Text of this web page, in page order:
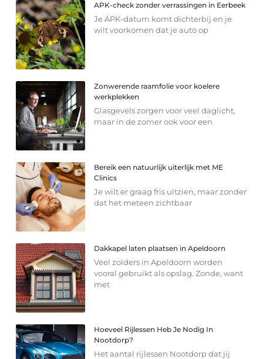
APK-check zonder verrassingen in Eerbeek
Je APK-datum komt dichterbij en je
wilt voorkomen dat je auto op
Zonwerende raamfolie voor koelere
werkplekken
Glasgevels zorgen voor veel daglicht,
maar in de zomer ook voor een
Bereik een natuurlijk uiterlijk met ME
Clinics
Je wilt er graag fris uitzien, maar zonder
dat het meteen zichtbaar
Dakkapel laten plaatsen in Apeldoorn
Veel zolders in Apeldoorn worden
vooral gebruikt als opslag. Zonde, want
met
Hoeveel Rijlessen Heb Je Nodig In
Nootdorp?
Het aantal rijlessen Nootdorp dat jij